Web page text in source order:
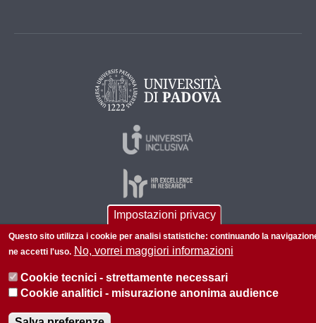
© 2026 Università di Padova - Tutti i diritti riservati
Impostazioni privacy
Questo sito utilizza i cookie per analisi statistiche: continuando la
ne accetti l'uso. No, vorrei maggiori informazioni
Cookie tecnici - strettamente necessari
Cookie analitici - misurazione anonima audience